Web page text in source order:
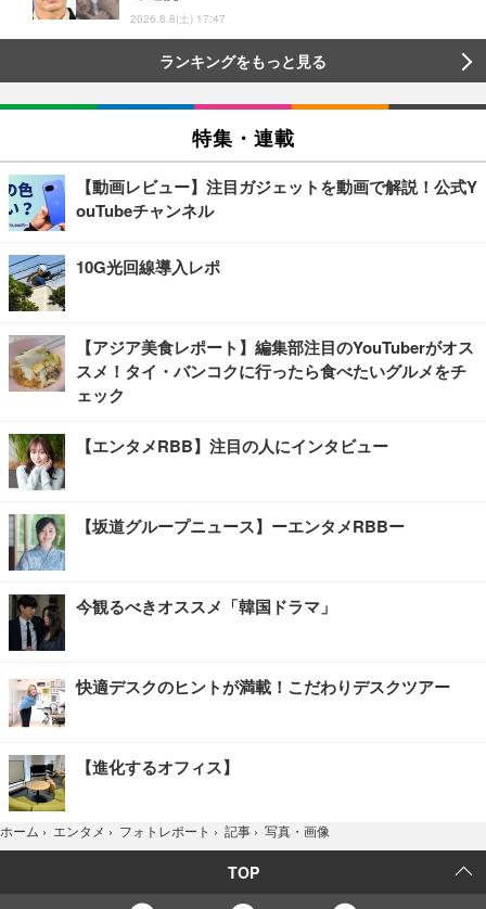
2026.8.8(土) 17:47
ランキングをもっと見る
特集・連載
【動画レビュー】注目ガジェットを動画で解説！公式Y
ouTubeチャンネル
10G光回線導入レポ
【アジア美食レポート】編集部注目のYouTuberがオス
スメ！タイ・バンコクに行ったら食べたいグルメをチ
ェック
【エンタメRBB】注目の人にインタビュー
【坂道グループニュース】ーエンタメRBBー
今観るべきオススメ「韓国ドラマ」
快適デスクのヒントが満載！こだわりデスクツアー
【進化するオフィス】
ホーム › エンタメ › フォトレポート › 記事 › 写真・画像
TOP